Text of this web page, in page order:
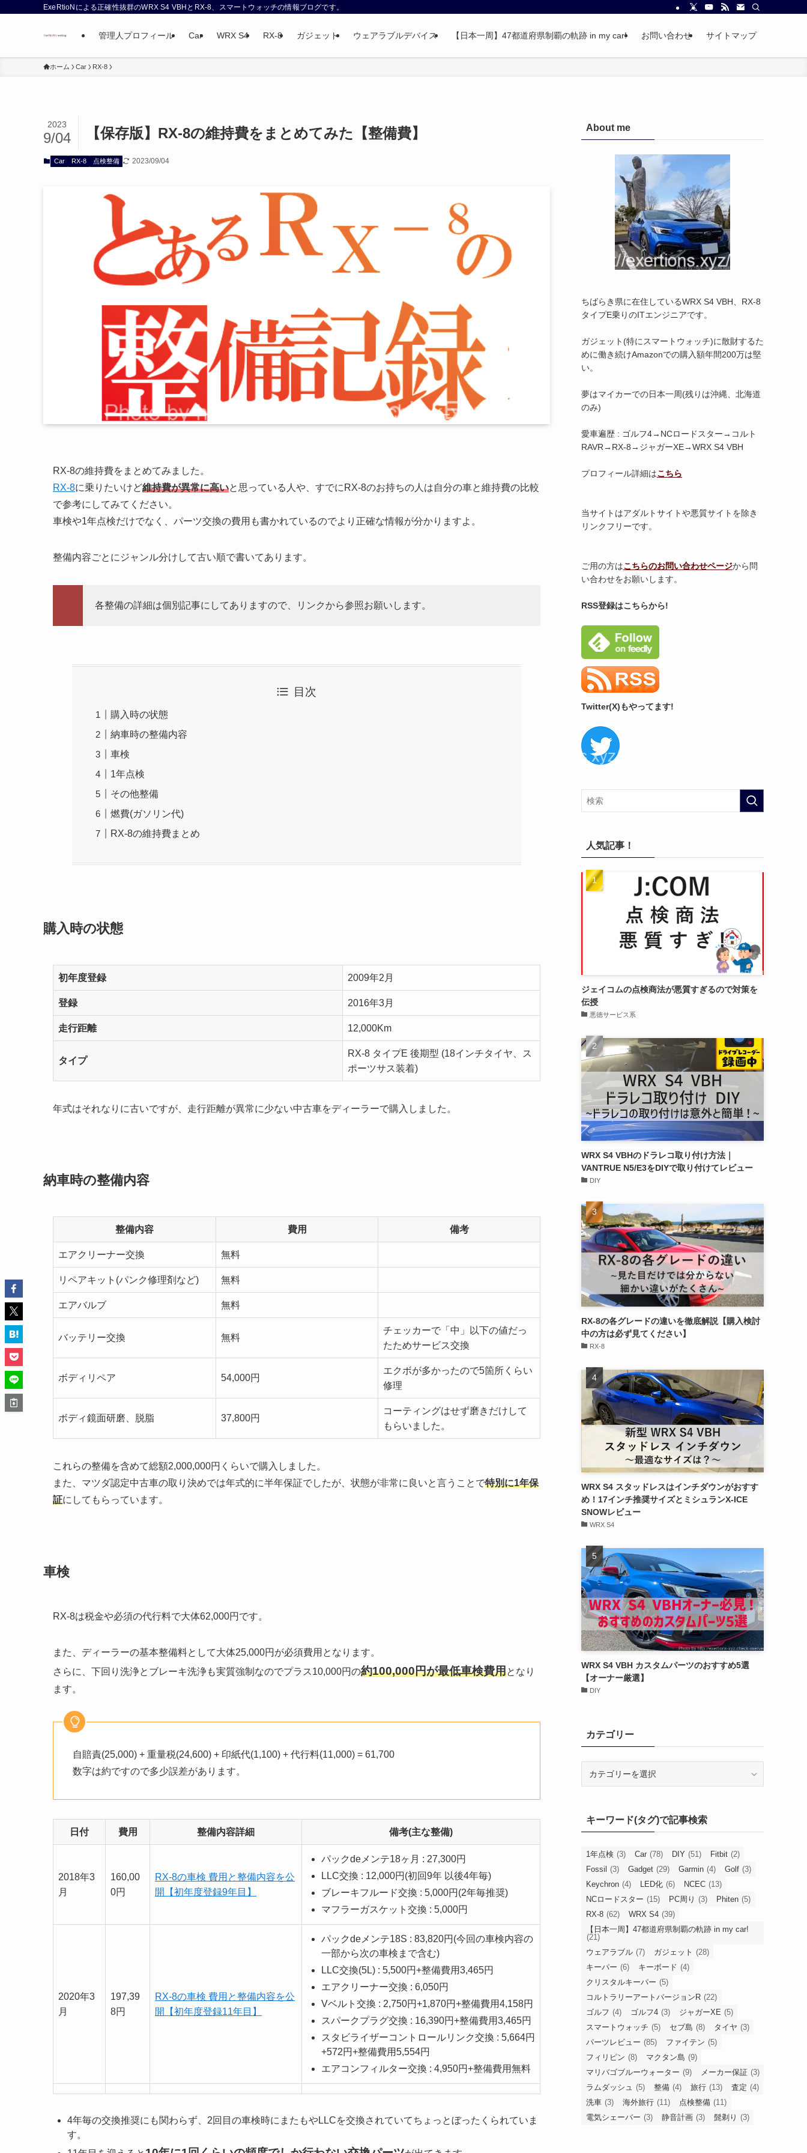
ExeRtioNによる正確性抜群のWRX S4 VBHとRX-8、スマートウォッチの情報ブログです。
管理人プロフィール Car WRX S4 RX-8 ガジェット ウェアラブルデバイス 【日本一周】47都道府県制覇の軌跡 in my car! お問い合わせ サイトマップ
ホーム Car RX-8
【保存版】RX-8の維持費をまとめてみた【整備費】
2023
9/04
Car RX-8 点検整備 2023/09/04
RX-8の維持費をまとめてみました。
RX-8に乗りたいけど維持費が異常に高いと思っている人や、すでにRX-8のお持ちの人は自分の車と維持費の比較
で参考にしてみてください。
車検や1年点検だけでなく、パーツ交換の費用も書かれているのでより正確な情報が分かりますよ。
整備内容ごとにジャンル分けして古い順で書いてあります。
各整備の詳細は個別記事にしてありますので、リンクから参照お願いします。
目次
購入時の状態
納車時の整備内容
車検
1年点検
その他整備
燃費(ガソリン代)
RX-8の維持費まとめ
購入時の状態
初年度登録 2009年2月
登録 2016年3月
走行距離 12,000Km
タイプ
RX-8 タイプE 後期型 (18インチタイヤ、ス
ポーツサス装着)
年式はそれなりに古いですが、走行距離が異常に少ない中古車をディーラーで購入しました。
納車時の整備内容
整備内容 費用 備考
エアクリーナー交換 無料
リペアキット(パンク修理剤など) 無料
エアバルブ 無料
バッテリー交換 無料
チェッカーで「中」以下の値だっ
たためサービス交換
ボディリペア 54,000円
エクボが多かったので5箇所くらい
修理
ボディ鏡面研磨、脱脂 37,800円
コーティングはせず磨きだけして
もらいました。
これらの整備を含めて総額2,000,000円くらいで購入しました。
また、マツダ認定中古車の取り決めでは年式的に半年保証でしたが、状態が非常に良いと言うことで特別に1年保
証にしてもらっています。
車検
RX-8は税金や必須の代行料で大体62,000円です。
また、ディーラーの基本整備料として大体25,000円が必須費用となります。
さらに、下回り洗浄とブレーキ洗浄も実質強制なのでプラス10,000円の約100,000円が最低車検費用となり
ます。
自賠責(25,000) + 重量税(24,600) + 印紙代(1,100) + 代行料(11,000) = 61,700
数字は約ですので多少誤差があります。
日付 費用 整備内容詳細 備考(主な整備)
2018年3
月
160,00
0円
RX-8の車検 費用と整備内容を公
開【初年度登録9年目】
パックdeメンテ18ヶ月 : 27,300円
LLC交換 : 12,000円(初回9年 以後4年毎)
ブレーキフルード交換 : 5,000円(2年毎推奨)
マフラーガスケット交換 : 5,000円
2020年3
月
197,39
8円
RX-8の車検 費用と整備内容を公
開【初年度登録11年目】
パックdeメンテ18S : 83,820円(今回の車検内容の
一部から次の車検まで含む)
LLC交換(5L) : 5,500円+整備費用3,465円
エアクリーナー交換 : 6,050円
Vベルト交換 : 2,750円+1,870円+整備費用4,158円
スパークプラグ交換 : 16,390円+整備費用3,465円
スタビライザーコントロールリンク交換 : 5,664円
+572円+整備費用5,554円
エアコンフィルター交換 : 4,950円+整備費用無料
4年毎の交換推奨にも関わらず、2回目の車検時にまたもやLLCを交換されていてちょっとぼったくられていま
す。
About me
ちばらき県に在住しているWRX S4 VBH、RX-8
タイプE乗りのITエンジニアです。
ガジェット(特にスマートウォッチ)に散財するた
めに働き続けAmazonでの購入額年間200万は堅
い。
夢はマイカーでの日本一周(残りは沖縄、北海道
のみ)
愛車遍歴 : ゴルフ4→NCロードスター→コルト
RAVR→RX-8→ジャガーXE→WRX S4 VBH
プロフィール詳細はこちら
当サイトはアダルトサイトや悪質サイトを除き
リンクフリーです。
ご用の方はこちらのお問い合わせページから問
い合わせをお願いします。
RSS登録はこちらから!
Twitter(X)もやってます!
人気記事！
ジェイコムの点検商法が悪質すぎるので対策を
伝授
悪徳サービス系
WRX S4 VBHのドラレコ取り付け方法｜
VANTRUE N5/E3をDIYで取り付けてレビュー
DIY
RX-8の各グレードの違いを徹底解説【購入検討
中の方は必ず見てください】
RX-8
WRX S4 スタッドレスはインチダウンがおすす
め！17インチ推奨サイズとミシュランX-ICE
SNOWレビュー
WRX S4
WRX S4 VBH カスタムパーツのおすすめ5選
【オーナー厳選】
DIY
カテゴリー
ーキーワード(タグ)で記事検索
1年点検 (3) Car (78) DIY (51) Fitbit (2)
Fossil (3) Gadget (29) Garmin (4) Golf (3)
Keychron (4) LED化 (6) NCEC (13)
NCロードスター (15) PC周り (3) Phiten (5)
RX-8 (62) WRX S4 (39)
【日本一周】47都道府県制覇の軌跡 in my car!
(21)
ウェアラブル (7) ガジェット (28)
キーパー (6) キーボード (4)
クリスタルキーパー (5)
コルトラリーアートバージョンR (22)
ゴルフ (4) ゴルフ4 (3) ジャガーXE (5)
スマートウォッチ (5) セブ島 (8) タイヤ (3)
パーツレビュー (85) ファイテン (5)
フィリピン (8) マクタン島 (9)
マリバゴブルーウォーター (9) メーカー保証 (3)
ラムダッシュ (5) 整備 (4) 旅行 (13) 査定 (4)
洗車 (3) 海外旅行 (11) 点検整備 (11)
電気シェーバー (3) 静音計画 (3) 髭剃り (3)